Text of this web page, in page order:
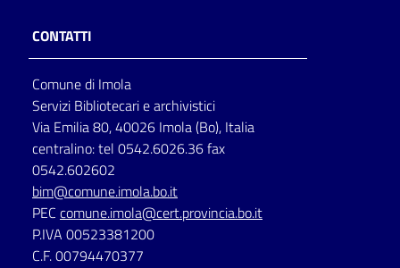
Eventi
Chiedi al
bibliotecario
Avvisi
Orari
CONTATTI
Comune di Imola
Servizi Bibliotecari e archivistici
Via Emilia 80, 40026 Imola (Bo), Italia
centralino: tel 0542.6026.36 fax
0542.602602
bim@comune.imola.bo.it
PEC comune.imola@cert.provincia.bo.it
P.IVA 00523381200
C.F. 00794470377